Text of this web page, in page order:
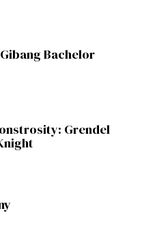
Bachelor
Grendel